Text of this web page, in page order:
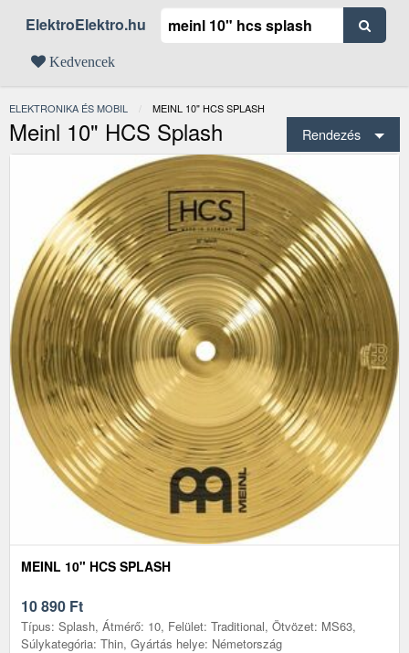
ElektroElektro.hu
Kedvencek
ELEKTRONIKA ÉS MOBIL JELENLEGI:
MEINL 10" HCS SPLASH
Meinl 10" HCS Splash Rendezés
MEINL 10" HCS SPLASH
10 890 Ft
Típus: Splash, Átmérő: 10, Felület: Traditional, Ötvözet: MS63,
Súlykategória: Thin, Gyártás helye: Németország